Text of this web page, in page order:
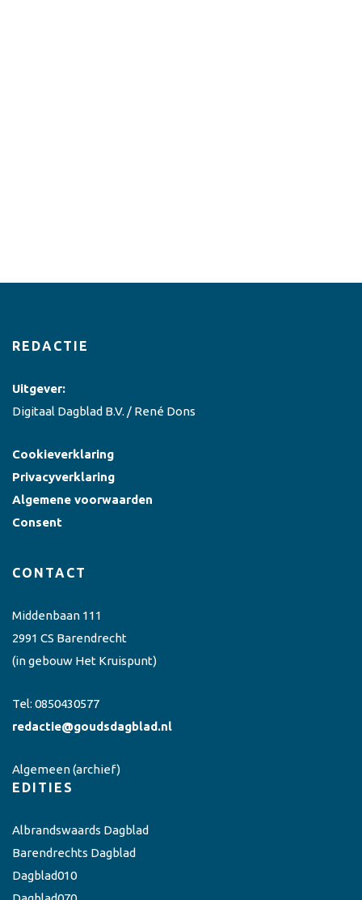
REDACTIE
Uitgever:
Digitaal Dagblad B.V. / René Dons
Cookieverklaring
Privacyverklaring
Algemene voorwaarden
Consent
CONTACT
Middenbaan 111
2991 CS Barendrecht
(in gebouw Het Kruispunt)
Tel: 0850430577
redactie@goudsdagblad.nl
Algemeen(archief)
EDITIES
Albrandswaards Dagblad
Barendrechts Dagblad
Dagblad010